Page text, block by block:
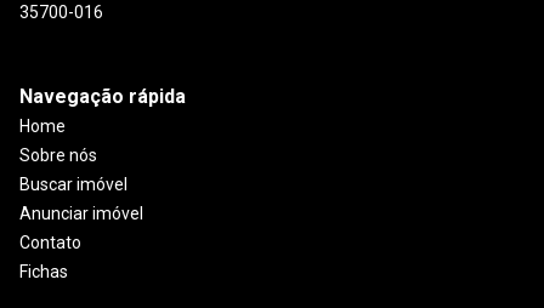
35700-016
Navegação rápida
Home
Sobre nós
Buscar imóvel
Anunciar imóvel
Contato
Fichas